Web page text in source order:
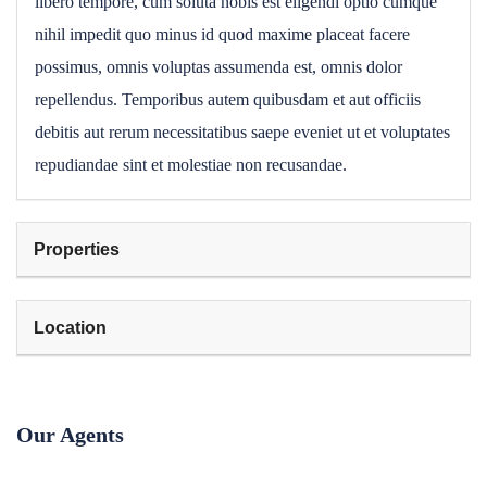
nihil impedit quo minus id quod maxime placeat facere
possimus, omnis voluptas assumenda est, omnis dolor
repellendus. Temporibus autem quibusdam et aut officiis
debitis aut rerum necessitatibus saepe eveniet ut et voluptates
repudiandae sint et molestiae non recusandae.
Properties
Location
Our Agents